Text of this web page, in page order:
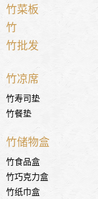
竹菜板
竹
竹批发
竹凉席
竹寿司垫
竹餐垫
竹储物盒
竹食品盒
竹巧克力盒
竹纸巾盒